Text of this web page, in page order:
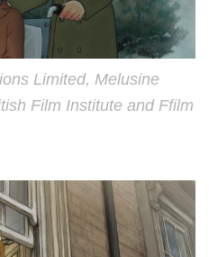
Limited, Melusine
Film Institute and Ffilm